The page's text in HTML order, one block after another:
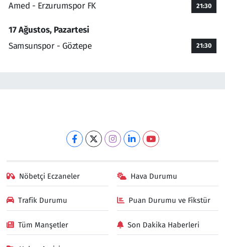
Amed - Erzurumspor FK 21:30
17 Ağustos, Pazartesi
Samsunspor - Göztepe
21:30
Nöbetçi Eczaneler Hava Durumu
Trafik Durumu Puan Durumu ve Fikstür
Tüm Manşetler Son Dakika Haberleri